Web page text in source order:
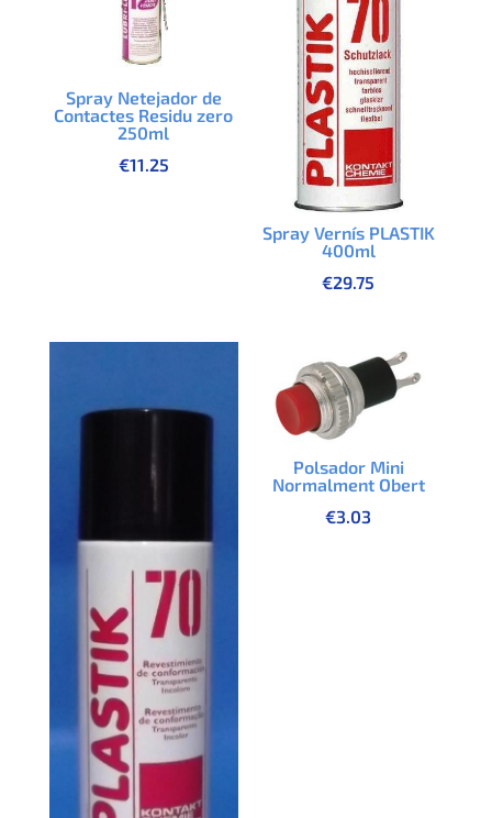
Spray Netejador de
Contactes Residu zero
250ml
€11.25
Spray Vernís PLASTIK
400ml
€29.75
Polsador Mini
Normalment Obert
€3.03